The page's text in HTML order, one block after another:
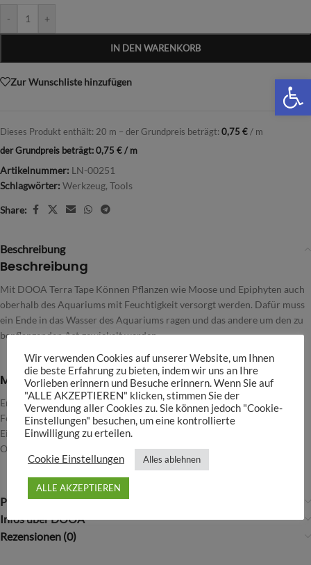
- +
IN DEN WARENKORB
Zur Wunschliste hinzufügen
Dieses Produkt enthält: 20 m – der Grundpreis beträgt: 0,75 € / m
der Grundpreis beträgt: 0,75 € / m
Artikelnummer: LN-00251
Schlagwörter: Werkzeug, Tools
Share:
Beschreibung
Beschreibung
Mit DOOA Terra Tape Können Pflanzen wie Moose und Epiphyten auch
oberhalb des Aquariums mit Feuchtigkeit versorgt werden. Dafür muss
ein Ende in das Wasser des Aquariums ragen und das andere um den zu
bepflanzenden Ast gewickelt werden.
Merkmale
Erhältlich in 20 m Länge
Feuchtigkeit für deine emersen Pflanzen
Einfach zu verwenden
Optimal für Wabi-Kusa, Wabi-Kusa Wall und DOOA system Terra
Produktsicherheit
Infos über DOOA
Rezensionen (0)
Wir verwenden Cookies auf unserer Website, um Ihnen
die beste Erfahrung zu bieten, indem wir uns an Ihre
Vorlieben erinnern und Besuche erinnern. Wenn Sie auf
"ALLE AKZEPTIEREN" klicken, stimmen Sie der
Verwendung aller Cookies zu. Sie können jedoch "Cookie-
Einstellungen" besuchen, um eine kontrollierte
Einwilligung zu erteilen.
Cookie Einstellungen Alles ablehnen
ALLE AKZEPTIEREN